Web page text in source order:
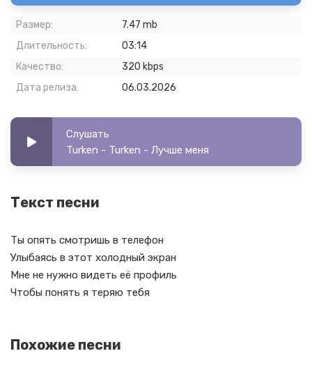
Размер:
7.47 mb
Длительность:
03:14
Качество:
320 kbps
Дата релиза:
06.03.2026
Слушать
Turken - Turken - Лучше меня
Текст песни
Ты опять смотришь в телефон
Улыбаясь в этот холодный экран
Мне не нужно видеть её профиль
Чтобы понять я теряю тебя
Похожие песни